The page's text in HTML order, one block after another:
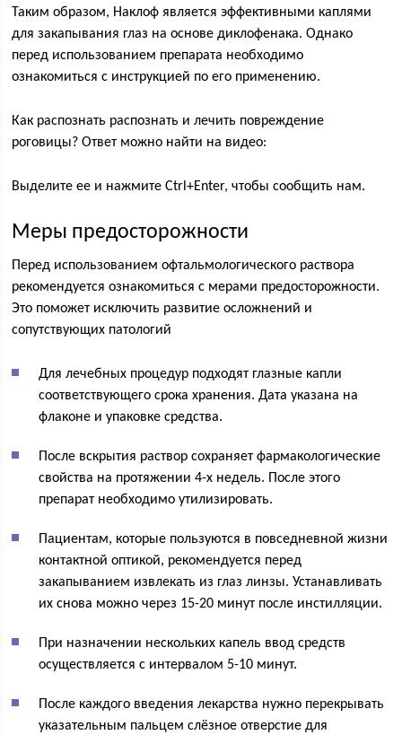
Таким образом, Наклоф является эффективными каплями
для закапывания глаз на основе диклофенака. Однако
перед использованием препарата необходимо
ознакомиться с инструкцией по его применению.
Как распознать распознать и лечить повреждение
роговицы? Ответ можно найти на видео:
Выделите ее и нажмите Ctrl+Enter, чтобы сообщить нам.
Меры предосторожности
Перед использованием офтальмологического раствора
рекомендуется ознакомиться с мерами предосторожности.
Это поможет исключить развитие осложнений и
сопутствующих патологий
Для лечебных процедур подходят глазные капли
соответствующего срока хранения. Дата указана на
флаконе и упаковке средства.
После вскрытия раствор сохраняет фармакологические
свойства на протяжении 4-х недель. После этого
препарат необходимо утилизировать.
Пациентам, которые пользуются в повседневной жизни
контактной оптикой, рекомендуется перед
закапыванием извлекать из глаз линзы. Устанавливать
их снова можно через 15-20 минут после инстилляции.
При назначении нескольких капель ввод средств
осуществляется с интервалом 5-10 минут.
После каждого введения лекарства нужно перекрывать
указательным пальцем слёзное отверстие для